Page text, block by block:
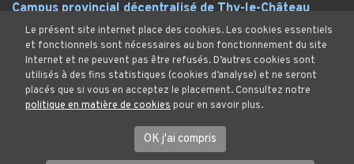
Campus provincial décentralisé de Thy-le-Château
Rue des Marronniers, 29
Thy-le-Château (Walcourt)
Protection des données et cookies
© Province de Namur. Tous droits réservés.
Le présent site internet place des cookies. Les cookies essentiels
et fonctionnels sont nécessaires au bon fonctionnement du site
Internet et ne peuvent pas être refusés. D’autres cookies sont
utilisés à des fins statistiques (cookies d’analyse) et ne seront
placés que si vous en acceptez le placement. Consultez notre
politique en matière de cookiespour en savoir plus.
OK j'ai compris